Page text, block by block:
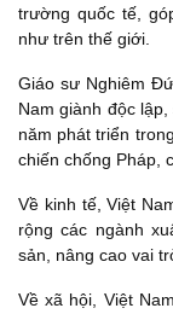
trường quốc tế,
như trên thế giới.
Giáo sư Nghiêm
Nam giành độc
năm phát triển
chiến chống Pháp,
Về kinh tế, Việt
rộng các ngành
sản, nâng cao vai
Về xã hội, Việt